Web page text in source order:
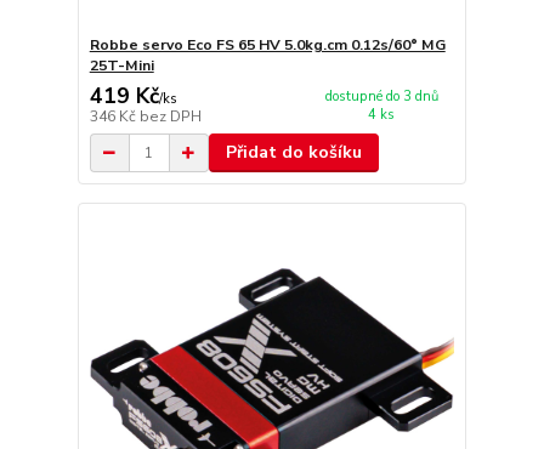
Robbe servo Eco FS 65 HV 5.0kg.cm 0.12s/60° MG
25T-Mini
419 Kč/ks
346 Kč bez DPH
dostupné do 3 dnů
4 ks
Přidat do košíku